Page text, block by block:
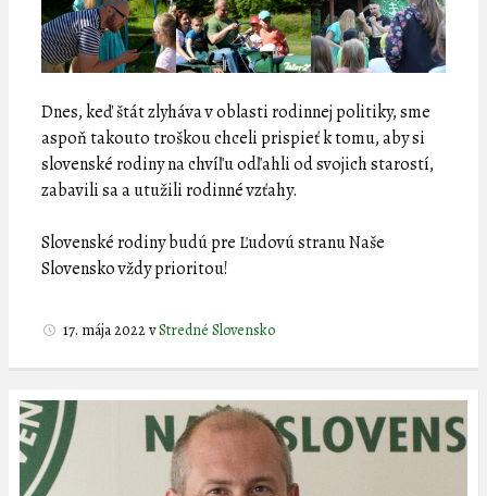
Dnes, keď štát zlyháva v oblasti rodinnej politiky, sme
aspoň takouto troškou chceli prispieť k tomu, aby si
slovenské rodiny na chvíľu odľahli od svojich starostí,
zabavili sa a utužili rodinné vzťahy.
Slovenské rodiny budú pre Ľudovú stranu Naše
Slovensko vždy prioritou!
17. mája 2022vStredné Slovensko